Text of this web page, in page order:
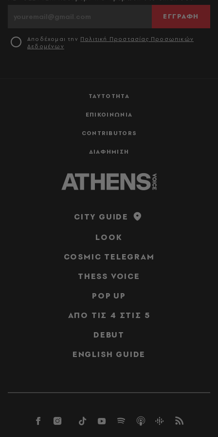
ΤΑΥΤΟΤΗΤΑ
ΕΠΙΚΟΙΝΩΝΙΑ
CONTRIBUTORS
ΔΙΑΦΗΜΙΣΗ
ΕΓΓΡΑΦΗ
Αποδέχομαι την Πολιτική Προστασίας Προσωπικών
Δεδομένων
CITY GUIDE
LOOK
COSMIC TELEGRAM
THESS VOICE
POP UP
ΑΠΟ ΤΙΣ 4 ΣΤΙΣ 5
DEBUT
ENGLISH GUIDE